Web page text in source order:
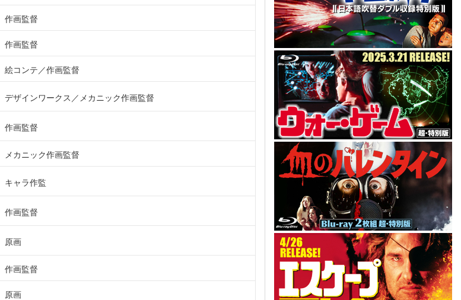
作画監督
作画監督
絵コンテ 作画監督
デザインワークス メカニック作画監督
作画監督
メカニック作画監督
キャラ作監
作画監督
原画
作画監督
原画